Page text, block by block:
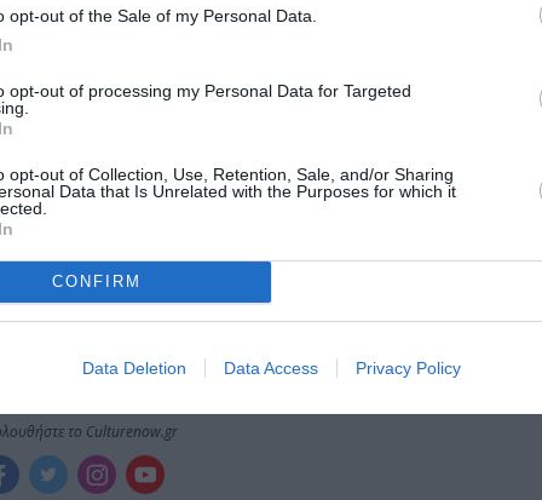
opt-out of the Sale of my Personal Data.
opt-out of processing my Personal Data for Targeted
opt-out of Collection, Use, Retention, Sale, and/or Sharing
Data that Is Unrelated with the Purposes for which it
CONFIRM
Data Deletion Data Access Privacy Policy
στο
ΓΟΥΝΑΡΟΠΟΥΛΟΥ
και τον Πολιτισμό!
το Culturenow.gr